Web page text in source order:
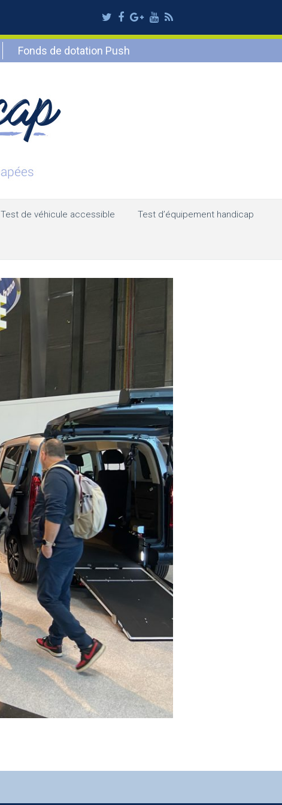
Twitter
Facebook
Google
Plus
Youtube
RSS
Fonds de dotation Push
Test de véhicule accessible Test d’équipement handicap